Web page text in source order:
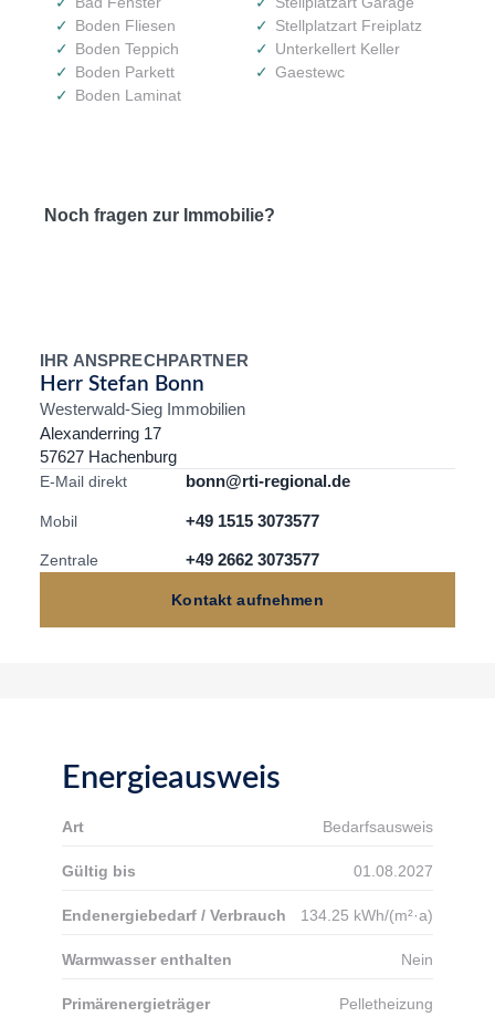
Boden Fliesen
Boden Teppich
Boden Parkett
Boden Laminat
Stellplatzart Freiplatz
Unterkellert Keller
Gaestewc
Noch fragen zur Immobilie?
IHR ANSPRECHPARTNER
Herr Stefan Bonn
Westerwald-Sieg Immobilien
Alexanderring 17
57627 Hachenburg
E-Mail direkt bonn@rti-regional.de
Mobil +49 1515 3073577
Zentrale +49 2662 3073577
Kontakt aufnehmen
Energieausweis
Art Bedarfsausweis
Gültig bis 01.08.2027
Endenergiebedarf / Verbrauch 134.25 kWh/(m²·a)
Warmwasser enthalten Nein
Primärenergieträger Pelletheizung